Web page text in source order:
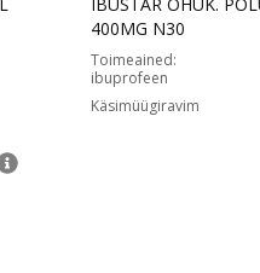
hind
400MG N30
Toimeained:
ibuprofeen
Käsimüügiravim